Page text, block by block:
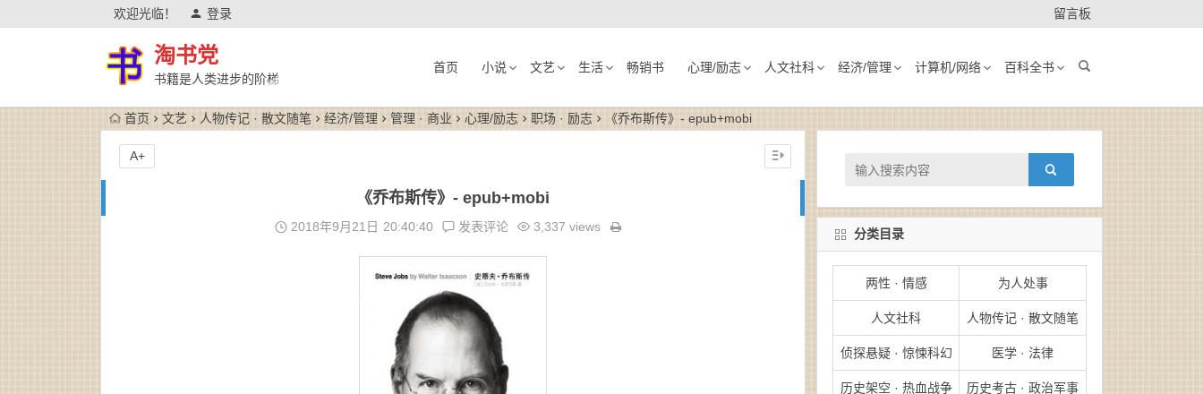
欢迎光临！ 登录 留言板
淘书党
书籍是人类进步的阶梯
首页 小说 文艺 生活 畅销书 心理/励志 人文社科 经济/管理 计算机/网络 百科全书
首页 文艺 人物传记 · 散文随笔 经济/管理 管理 · 商业 心理/励志 职场 · 励志 《乔布斯传》- epub+mobi
《乔布斯传》- epub+mobi
2018年9月21日 20:40:40 发表评论 3,337 views
A+
分类目录
两性 · 情感 为人处事
人文社科 人物传记 · 散文随笔
侦探悬疑 · 惊悚科幻 医学 · 法律
历史架空 · 热血战争 历史考古 · 政治军事